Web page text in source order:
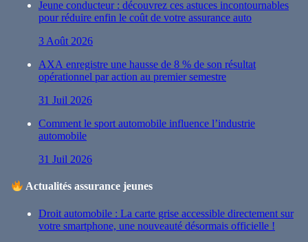
Jeune conducteur : découvrez ces astuces incontournables
pour réduire enfin le coût de votre assurance auto
3 Août 2026
AXA enregistre une hausse de 8 % de son résultat
opérationnel par action au premier semestre
31 Juil 2026
Comment le sport automobile influence l’industrie
automobile
31 Juil 2026
Actualités assurance jeunes
Droit automobile : La carte grise accessible directement sur
votre smartphone, une nouveauté désormais officielle !